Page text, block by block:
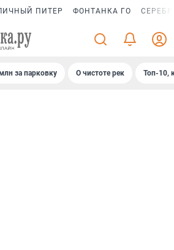
ПИТЕР ФОНТАНКА ГО
за парковку О чистоте рек Топ-10,